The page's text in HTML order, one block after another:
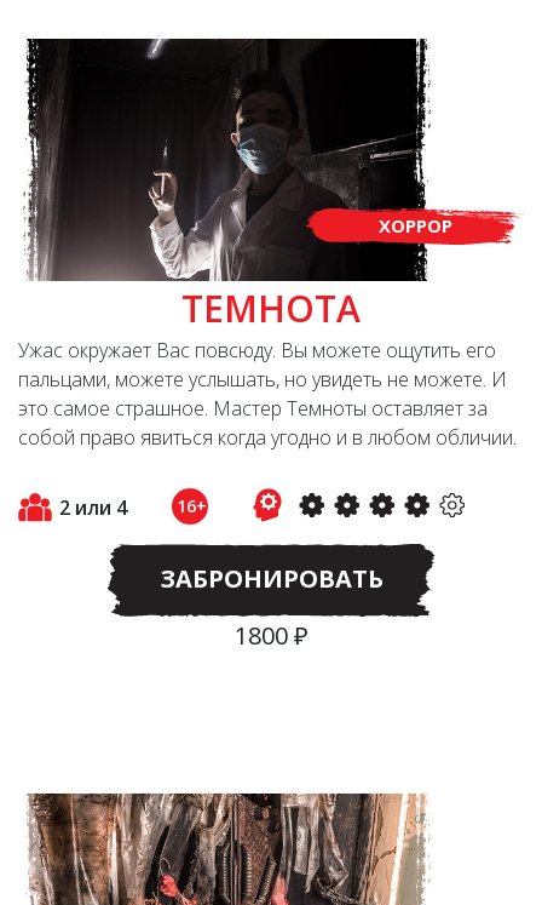
ХОРРОР
ТЕМНОТА
Ужас окружает Вас повсюду. Вы можете ощутить его
пальцами, можете услышать, но увидеть не можете. И
это самое страшное. Мастер Темноты оставляет за
собой право явиться когда угодно и в любом обличии.
2 или 4 16+
ЗАБРОНИРОВАТЬ
1800 ₽